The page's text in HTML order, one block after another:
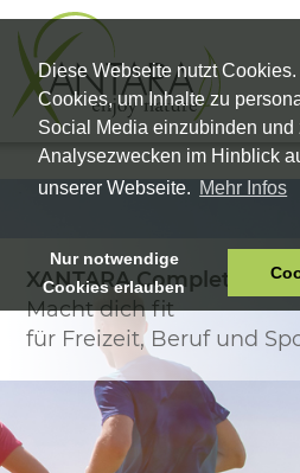
Diese Webseite nutzt Cookies.
Cookies, um Inhalte zu
Social Media einzubinden und
Analysezwecken im Hinblick
unserer Webseite. Mehr Infos
Nur notwendige
Cookies erlauben
HOME
TIERNAHRUNG
VITALPRODUKTE
KOSMETIK
UNTERNEHMEN
XANTARA Complete
Macht dich fit
für Freizeit, Beruf und